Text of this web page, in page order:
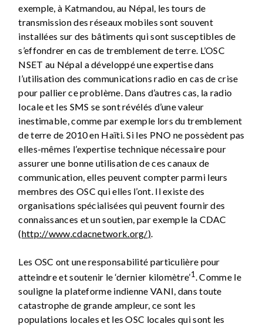
exemple, à Katmandou, au Népal, les tours de
transmission des réseaux mobiles sont souvent
installées sur des bâtiments qui sont susceptibles de
s’effondrer en cas de tremblement de terre. L’OSC
NSET au Népal a développé une expertise dans
l’utilisation des communications radio en cas de crise
pour pallier ce problème. Dans d’autres cas, la radio
locale et les SMS se sont révélés d’une valeur
inestimable, comme par exemple lors du tremblement
de terre de 2010 en Haïti. Si les PNO ne possèdent pas
elles-mêmes l’expertise technique nécessaire pour
assurer une bonne utilisation de ces canaux de
communication, elles peuvent compter parmi leurs
membres des OSC qui elles l’ont. Il existe des
organisations spécialisées qui peuvent fournir des
connaissances et un soutien, par exemple la CDAC
(http://www.cdacnetwork.org/)
Les OSC ont une responsabilité particulière pour
atteindre et soutenir le ‘dernier kilomètre’1. Comme le
souligne la plateforme indienne VANI, dans toute
catastrophe de grande ampleur, ce sont les
populations locales et les OSC locales qui sont les